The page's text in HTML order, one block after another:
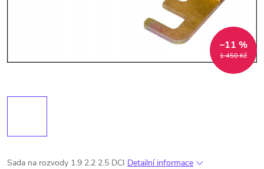
1 450 Kč
–11 %
Sada na rozvody 1.9 2.2 2.5 DCI Detailní informace